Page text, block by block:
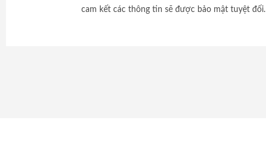
cam kết các thông tin sẽ được bảo mật tuyệt đối.